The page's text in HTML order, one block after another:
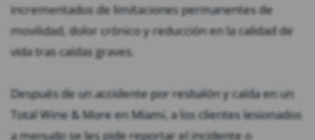
incrementados de limitaciones permanentes de
movilidad, dolor crónico y reducción en la calidad de
vida tras caídas graves.
Después de un accidente por resbalón y caída en un
Total Wine & More en Miami, a los clientes lesionados
a menudo se les pide reportar el incidente o